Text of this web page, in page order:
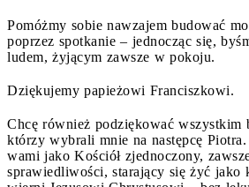
Pomóżmy sobie nawzajem budować
poprzez spotkanie – jednocząc się,
ludem, żyjącym zawsze w pokoju.
Dziękujemy papieżowi Franciszkowi.
Chcę również podziękować wszystkim
którzy wybrali mnie na następcę
wami jako Kościół zjednoczony,
sprawiedliwości, starający się żyć jako